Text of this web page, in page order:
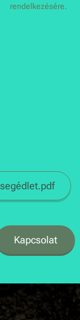
rendelkezésére.
Kapcsolat